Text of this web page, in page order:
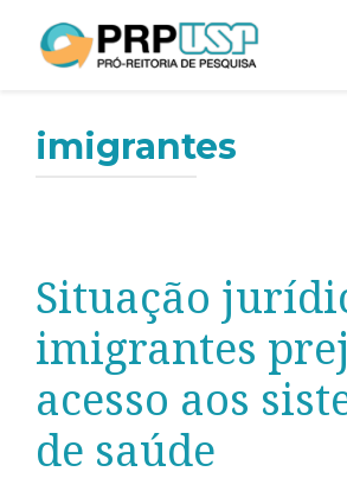
imigrantes
Situação
imigrantes
acesso aos
de saúde